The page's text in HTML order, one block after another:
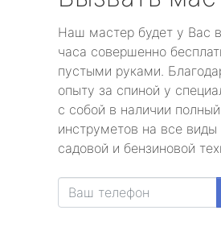
Наш мастер будет у Вас
часа совершенно
пустыми руками.
опыту за спиной у
с собой в наличии
инструметов на все
садовой и бензиновой